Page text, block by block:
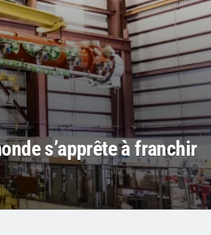
s’apprête à franchir